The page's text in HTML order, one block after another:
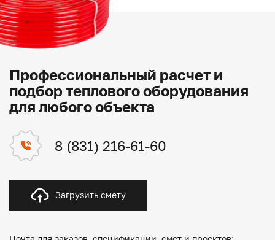
Профессиональный расчет и
подбор теплового оборудования
для любого объекта
8 (831) 216-61-60
Загрузить смету